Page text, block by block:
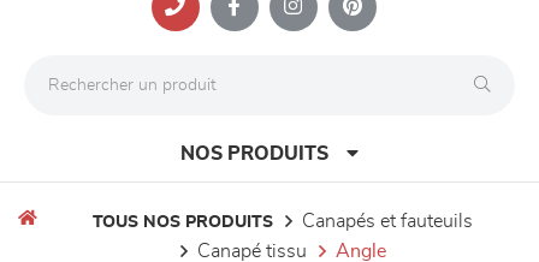
NOS PRODUITS
TOUS NOS PRODUITS
canapés et fauteuils
canapé tissu
angle